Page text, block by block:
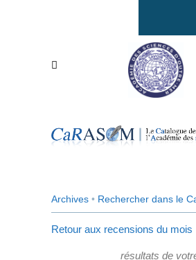
Archives • Rechercher dans le
Retour aux recensions du mois
résultats de